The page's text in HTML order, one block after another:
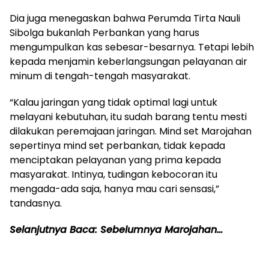
Dia juga menegaskan bahwa Perumda Tirta Nauli
Sibolga bukanlah Perbankan yang harus
mengumpulkan kas sebesar-besarnya. Tetapi lebih
kepada menjamin keberlangsungan pelayanan air
minum di tengah-tengah masyarakat.
“Kalau jaringan yang tidak optimal lagi untuk
melayani kebutuhan, itu sudah barang tentu mesti
dilakukan peremajaan jaringan. Mind set Marojahan
sepertinya mind set perbankan, tidak kepada
menciptakan pelayanan yang prima kepada
masyarakat. Intinya, tudingan kebocoran itu
mengada-ada saja, hanya mau cari sensasi,”
tandasnya.
Selanjutnya Baca: Sebelumnya Marojahan…